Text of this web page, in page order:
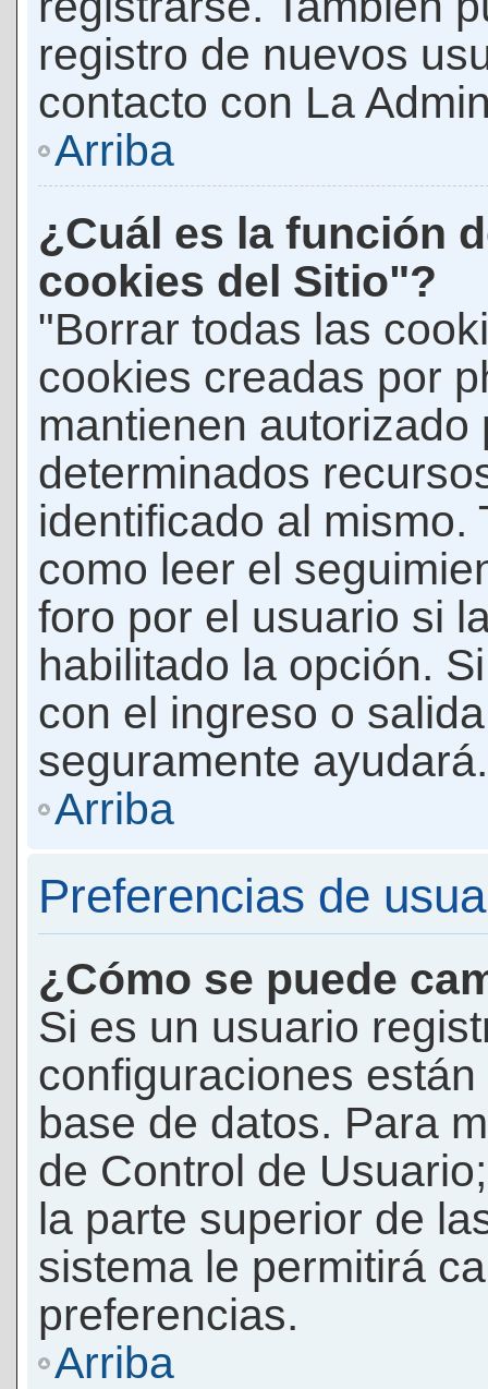
registro de nuevos
contacto con La
Arriba
¿Cuál es la función
cookies del Sitio"?
"Borrar todas las
cookies creadas por
mantienen autorizado
determinados
identificado al mismo.
como leer el
foro por el usuario si
habilitado la opción.
con el ingreso o
seguramente ayudará.
Arriba
Preferencias de
¿Cómo se puede
Si es un usuario
configuraciones
base de datos. Para
de Control de
la parte superior de
sistema le permitirá
preferencias.
Arriba